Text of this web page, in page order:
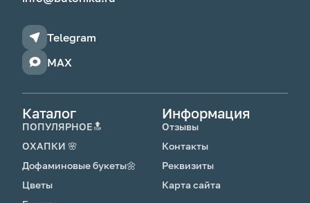
Telegram
MAX
Каталог
ПОПУЛЯРНОЕ🔝
ОХАПКИ 🌸
Дофаминовые букеты🌼
Цветы
Информация
Отзывы
Контакты
Реквизиты
Карта сайта